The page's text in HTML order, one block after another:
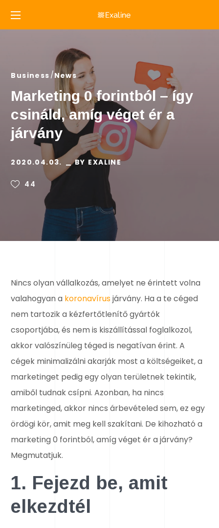
Business News
Marketing 0 forintból – így
csináld, amíg véget ér a
járvány
2020.04.03. BY EXALINE
44
Nincs olyan vállalkozás, amelyet ne érintett volna
valahogyan a koronavírusjárvány. Ha a te céged
nem tartozik a kézfertőtlenítő gyártók
csoportjába, és nem is kiszállítással foglalkozol,
akkor valószínüleg téged is negatívan érint. A
cégek minimalizálni akarják most a költségeiket, a
marketinget pedig egy olyan területnek tekintik,
amiből tudnak csípni. Azonban, ha nincs
marketinged, akkor nincs árbevételed sem, ez egy
ördögi kör, amit meg kell szakítani. De kihozható a
marketing 0 forintból, amíg véget ér a járvány?
Megmutatjuk.
1. Fejezd be, amit
elkezdtél